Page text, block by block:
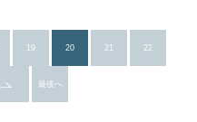
19 20 21 22
最後へ